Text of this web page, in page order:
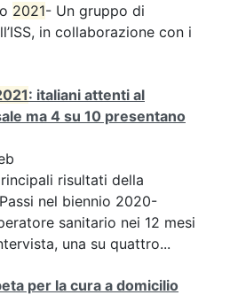
2021- Un gruppo di
in collaborazione con i
: italiani attenti al
ma 4 su 10 presentano
risultati della
nel biennio 2020-
sanitario nei 12 mesi
una su quattro...
per la cura a domicilio